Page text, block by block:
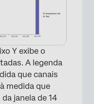
×
Y exibe o
A legenda
que canais
medida que
janela de 14